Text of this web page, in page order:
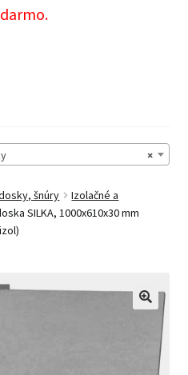
×
šnúry
Izolačné a
SILKA, 1000x610x30 mm